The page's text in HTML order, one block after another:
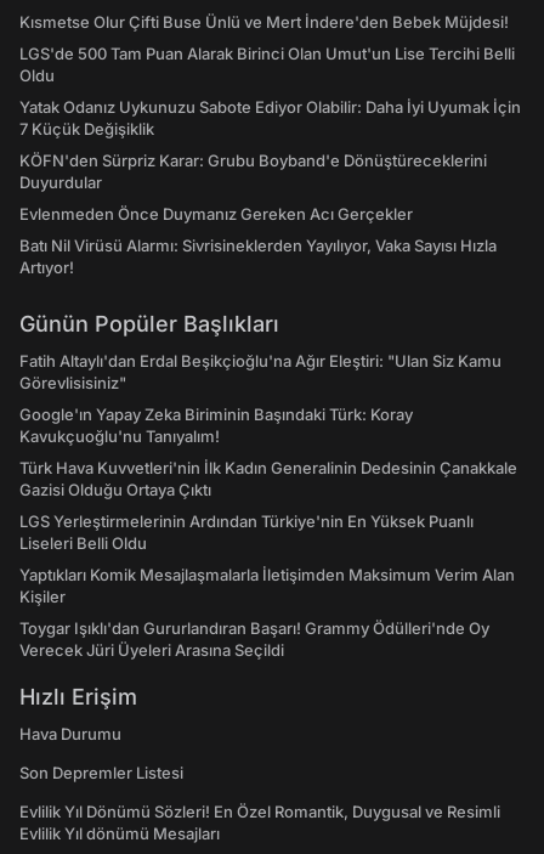
Kısmetse Olur Çifti Buse Ünlü ve Mert İndere'den Bebek Müjdesi!
LGS'de 500 Tam Puan Alarak Birinci Olan Umut'un Lise Tercihi Belli
Oldu
Yatak Odanız Uykunuzu Sabote Ediyor Olabilir: Daha İyi Uyumak İçin
7 Küçük Değişiklik
KÖFN'den Sürpriz Karar: Grubu Boyband'e Dönüştüreceklerini
Duyurdular
Evlenmeden Önce Duymanız Gereken Acı Gerçekler
Batı Nil Virüsü Alarmı: Sivrisineklerden Yayılıyor, Vaka Sayısı Hızla
Artıyor!
Günün Popüler Başlıkları
Fatih Altaylı'dan Erdal Beşikçioğlu'na Ağır Eleştiri: "Ulan Siz Kamu
Görevlisisiniz"
Google'ın Yapay Zeka Biriminin Başındaki Türk: Koray
Kavukçuoğlu'nu Tanıyalım!
Türk Hava Kuvvetleri'nin İlk Kadın Generalinin Dedesinin Çanakkale
Gazisi Olduğu Ortaya Çıktı
LGS Yerleştirmelerinin Ardından Türkiye'nin En Yüksek Puanlı
Liseleri Belli Oldu
Yaptıkları Komik Mesajlaşmalarla İletişimden Maksimum Verim Alan
Kişiler
Toygar Işıklı'dan Gururlandıran Başarı! Grammy Ödülleri'nde Oy
Verecek Jüri Üyeleri Arasına Seçildi
Hızlı Erişim
Hava Durumu
Son Depremler Listesi
Evlilik Yıl Dönümü Sözleri! En Özel Romantik, Duygusal ve Resimli
Evlilik Yıl dönümü Mesajları